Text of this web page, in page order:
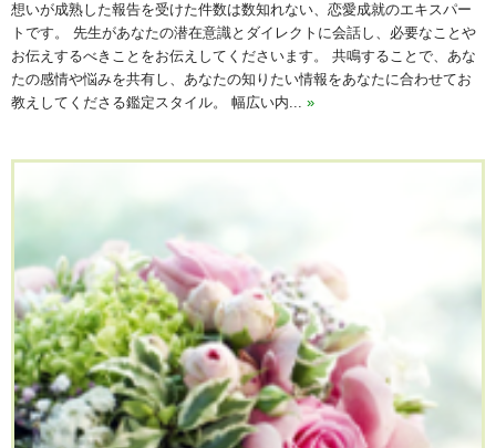
想いが成熟した報告を受けた件数は数知れない、恋愛成就のエキスパー
トです。 先生があなたの潜在意識とダイレクトに会話し、必要なことや
お伝えするべきことをお伝えしてくださいます。 共鳴することで、あな
たの感情や悩みを共有し、あなたの知りたい情報をあなたに合わせてお
教えしてくださる鑑定スタイル。 幅広い内... »